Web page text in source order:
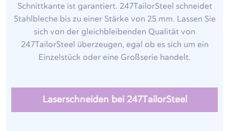
Schnittkante ist garantiert. 247TailorSteel schneidet
Stahlbleche bis zu einer Stärke von 25 mm. Lassen Sie
sich von der gleichbleibenden Qualität von
247TailorSteel überzeugen, egal ob es sich um ein
Einzelstück oder eine Großserie handelt.
Laserschneiden bei 247TailorSteel